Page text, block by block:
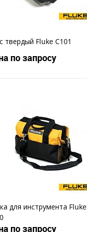
твердый Fluke C101
по запросу
Купить в 1 клик
В избранное
для инструмента Fluke
по запросу